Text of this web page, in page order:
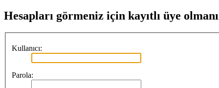
Hesapları görmeniz için kayıtlı üye
Kullanıcı:
Parola: